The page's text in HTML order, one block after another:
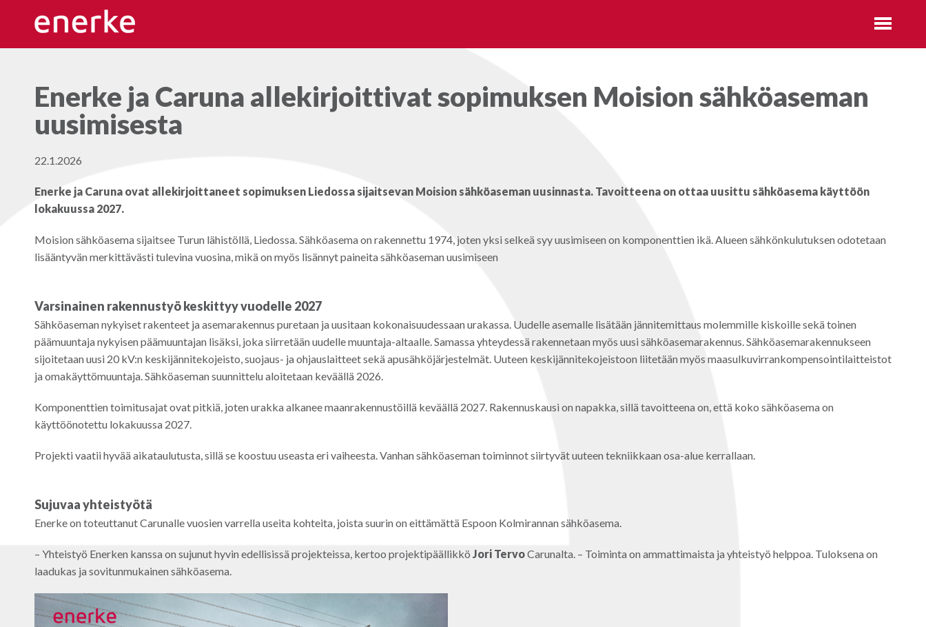
sisältöön
Enerke ja Caruna allekirjoittivat sopimuksen Moision sähköaseman
uusimisesta
22.1.2026
Enerke ja Caruna ovat allekirjoittaneet sopimuksen Liedossa sijaitsevan Moision sähköaseman uusinnasta. Tavoitteena on ottaa uusittu sähköasema käyttöön
lokakuussa 2027.
Moision sähköasema sijaitsee Turun lähistöllä, Liedossa. Sähköasema on rakennettu 1974, joten yksi selkeä syy uusimiseen on komponenttien ikä. Alueen sähkönkulutuksen odotetaan
lisääntyvän merkittävästi tulevina vuosina, mikä on myös lisännyt paineita sähköaseman uusimiseen
Varsinainen rakennustyö keskittyy vuodelle 2027
Sähköaseman nykyiset rakenteet ja asemarakennus puretaan ja uusitaan kokonaisuudessaan urakassa. Uudelle asemalle lisätään jännitemittaus molemmille kiskoille sekä toinen
päämuuntaja nykyisen päämuuntajan lisäksi, joka siirretään uudelle muuntaja-altaalle. Samassa yhteydessä rakennetaan myös uusi sähköasemarakennus. Sähköasemarakennukseen
sijoitetaan uusi 20 kV:n keskijännitekojeisto, suojaus- ja ohjauslaitteet sekä apusähköjärjestelmät. Uuteen keskijännitekojeistoon liitetään myös maasulkuvirrankompensointilaitteistot
ja omakäyttömuuntaja. Sähköaseman suunnittelu aloitetaan keväällä 2026.
Komponenttien toimitusajat ovat pitkiä, joten urakka alkanee maanrakennustöillä keväällä 2027. Rakennuskausi on napakka, sillä tavoitteena on, että koko sähköasema on
käyttöönotettu lokakuussa 2027.
Projekti vaatii hyvää aikataulutusta, sillä se koostuu useasta eri vaiheesta. Vanhan sähköaseman toiminnot siirtyvät uuteen tekniikkaan osa-alue kerrallaan.
Sujuvaa yhteistyötä
Enerke on toteuttanut Carunalle vuosien varrella useita kohteita, joista suurin on eittämättä Espoon Kolmirannan sähköasema.
– Yhteistyö Enerken kanssa on sujunut hyvin edellisissä projekteissa, kertoo projektipäällikkö Jori TervoCarunalta. – Toiminta on ammattimaista ja yhteistyö helppoa. Tuloksena on
laadukas ja sovitunmukainen sähköasema.